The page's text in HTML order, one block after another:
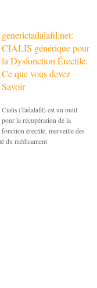
generictadalafil.net:
CIALIS générique pour
la Dysfonction Érectile:
Ce que vous devez
Savoir
Cialis (Tadalafil) est un outil
pour la récupération de la
fonction érectile, merveille des
du médicament